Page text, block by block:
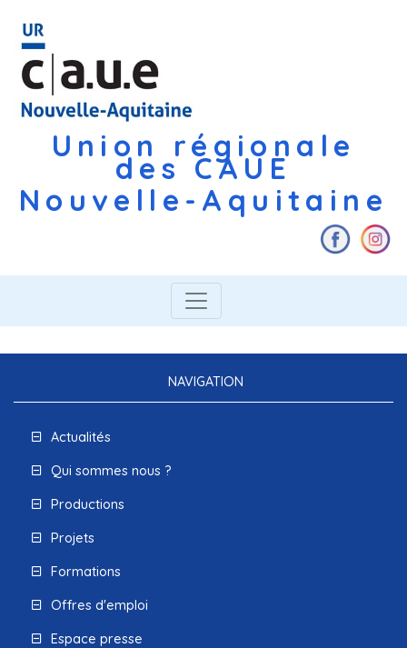
Union régionale
des CAUE
Nouvelle-Aquitaine
NAVIGATION
Actualités
Qui sommes nous ?
Productions
Projets
Formations
Offres d'emploi
Espace presse